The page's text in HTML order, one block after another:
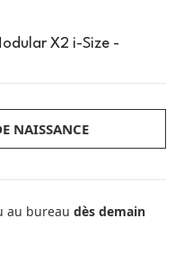
X2 i-Size -
NAISSANCE
au bureau dès demain